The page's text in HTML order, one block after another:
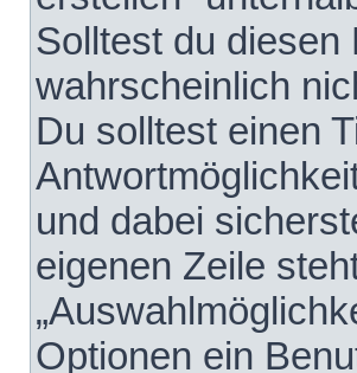
Solltest du
wahrscheinlich
Du solltest einen
und dabei
eigenen Zeile
Optionen ein